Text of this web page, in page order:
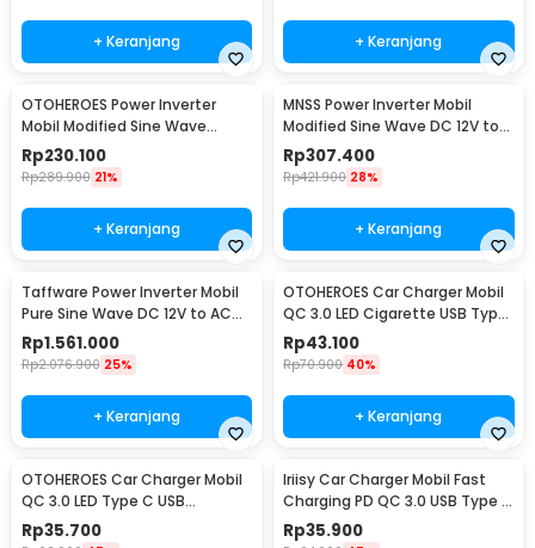
+ Keranjang + Keranjang
OTOHEROES Power Inverter
Mobil Modified Sine Wave
DC12V to AC220V 300W - E8982
Rp230.100
Rp289.900 21%
+ Keranjang
MNSS Power Inverter Mobil
Modified Sine Wave DC 12V to
AC 220V 4000W - Q4000
Rp307.400
Rp421.900 28%
+ Keranjang
Taffware Power Inverter Mobil
Pure Sine Wave DC 12V to AC
220V 5500W - CJ-5500Q
Rp1.561.000
Rp2.076.900 25%
+ Keranjang
OTOHEROES Car Charger Mobil
QC 3.0 LED Cigarette USB Type
C 6.5A 66W - M7
Rp43.100
Rp70.900 40%
+ Keranjang
OTOHEROES Car Charger Mobil
QC 3.0 LED Type C USB
Cigarette 2.4A 22.5W - M7
Rp35.700
Iriisy Car Charger Mobil Fast
Charging PD QC 3.0 USB Type C
A 2.4A 54W - PD20W
Rp35.900